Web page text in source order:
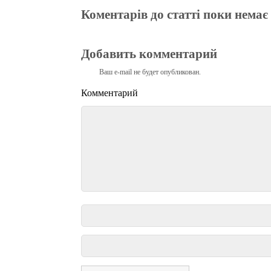
Коментарів до статті поки немає
Добавить комментарий
Ваш e-mail не будет опубликован.
Комментарий